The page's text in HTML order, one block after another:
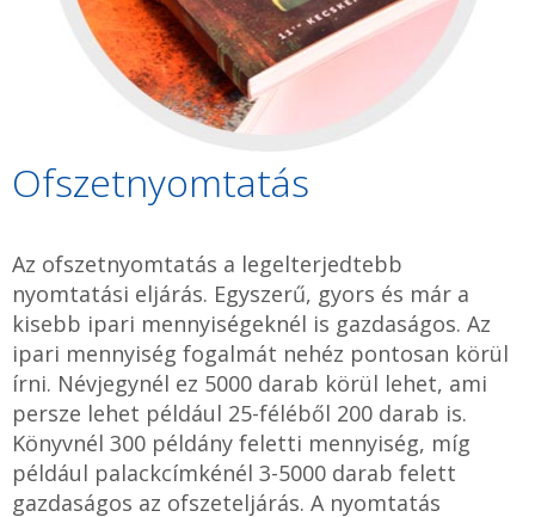
Ofszetnyomtatás
Az ofszetnyomtatás a legelterjedtebb
nyomtatási eljárás. Egyszerű, gyors és már a
kisebb ipari mennyiségeknél is gazdaságos. Az
ipari mennyiség fogalmát nehéz pontosan körül
írni. Névjegynél ez 5000 darab körül lehet, ami
persze lehet például 25-féléből 200 darab is.
Könyvnél 300 példány feletti mennyiség, míg
például palackcímkénél 3-5000 darab felett
gazdaságos az ofszeteljárás. A nyomtatás